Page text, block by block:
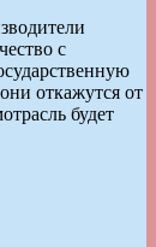
с
откажутся от
будет